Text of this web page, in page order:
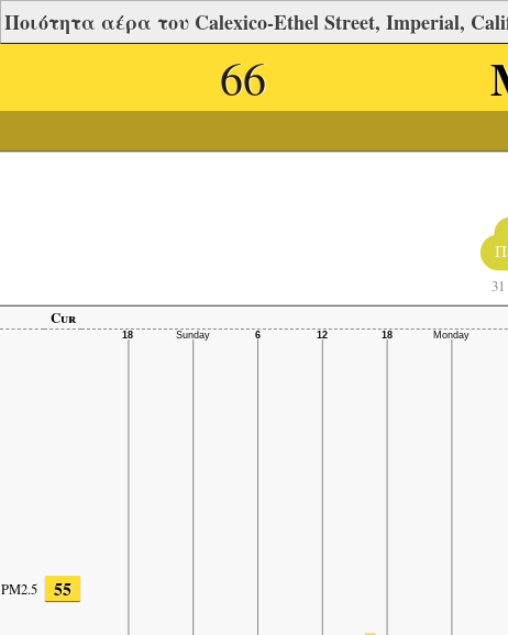
Ποιότητα αέρα του Calexico-Ethel Street, Imperial,
66
31
Cur
PM2.5 55